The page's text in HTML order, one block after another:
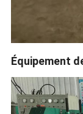
Équipement